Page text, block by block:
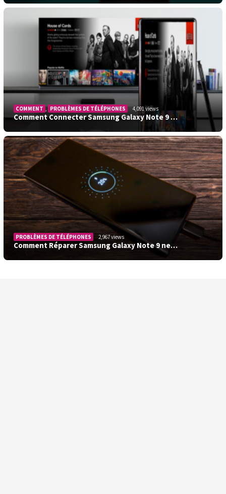
COMMENT , PROBLÈMES DE TÉLÉPHONES 4,091 views
Comment Connecter Samsung Galaxy Note 9 …
PROBLÈMES DE TÉLÉPHONES 2,967 views
Comment Réparer Samsung Galaxy Note 9 ne…